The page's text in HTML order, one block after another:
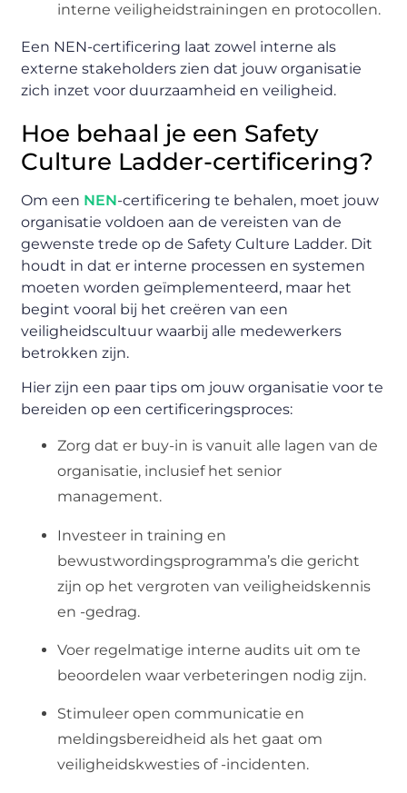
interne veiligheidstrainingen en protocollen.
Een NEN-certificering laat zowel interne als
externe stakeholders zien dat jouw organisatie
zich inzet voor duurzaamheid en veiligheid.
Hoe behaal je een Safety
Culture Ladder-certificering?
Om een NEN-certificering te behalen, moet jouw
organisatie voldoen aan de vereisten van de
gewenste trede op de Safety Culture Ladder. Dit
houdt in dat er interne processen en systemen
moeten worden geïmplementeerd, maar het
begint vooral bij het creëren van een
veiligheidscultuur waarbij alle medewerkers
betrokken zijn.
Hier zijn een paar tips om jouw organisatie voor te
bereiden op een certificeringsproces:
Zorg dat er buy-in is vanuit alle lagen van de
organisatie, inclusief het senior
management.
Investeer in training en
bewustwordingsprogramma’s die gericht
zijn op het vergroten van veiligheidskennis
en -gedrag.
Voer regelmatige interne audits uit om te
beoordelen waar verbeteringen nodig zijn.
Stimuleer open communicatie en
meldingsbereidheid als het gaat om
veiligheidskwesties of -incidenten.